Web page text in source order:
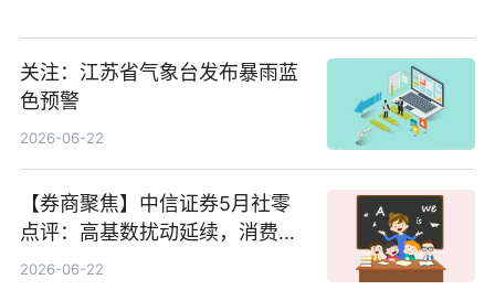
关注：江苏省气象台发布暴雨蓝
色预警
2026-06-22
【券商聚焦】中信证券5月社零
点评：高基数扰动延续，消费修
复结构性分化
2026-06-22